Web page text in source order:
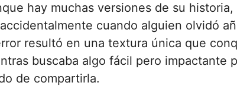
hay muchas versiones de su
cuando alguien olvidó
resultó en una textura única que
buscaba algo fácil pero impactante
de compartirla.